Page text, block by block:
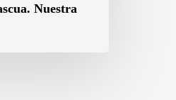
Nuestra